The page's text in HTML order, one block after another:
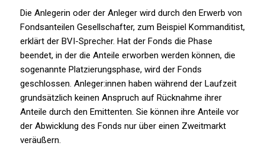
Die Anlegerin oder der Anleger wird durch den Erwerb von
Fondsanteilen Gesellschafter, zum Beispiel Kommanditist,
erklärt der BVI-Sprecher. Hat der Fonds die Phase
beendet, in der die Anteile erworben werden können, die
sogenannte Platzierungsphase, wird der Fonds
geschlossen. Anleger:innen haben während der Laufzeit
grundsätzlich keinen Anspruch auf Rücknahme ihrer
Anteile durch den Emittenten. Sie können ihre Anteile vor
der Abwicklung des Fonds nur über einen Zweitmarkt
veräußern.